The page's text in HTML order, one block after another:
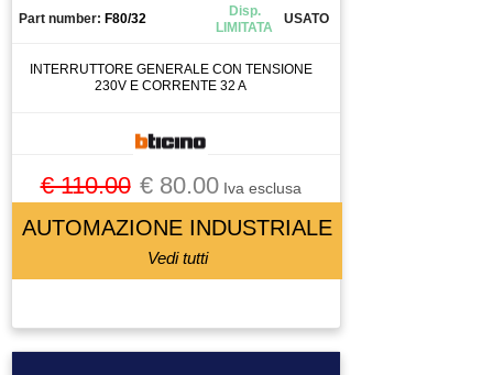
PISTOLA DI DOSAGGIO COLLA
PISTOLA PER VERNICIATURA
POMPA DEL VUOTO
POTENZIOMETRO
PROGRAMMATORE
Part number: F80/32
Disp.
LIMITATA
USATO
INTERRUTTORE GENERALE CON TENSIONE
230V E CORRENTE 32 A
€ 110.00 € 80.00Iva esclusa
AUTOMAZIONE INDUSTRIALE
Vedi tutti